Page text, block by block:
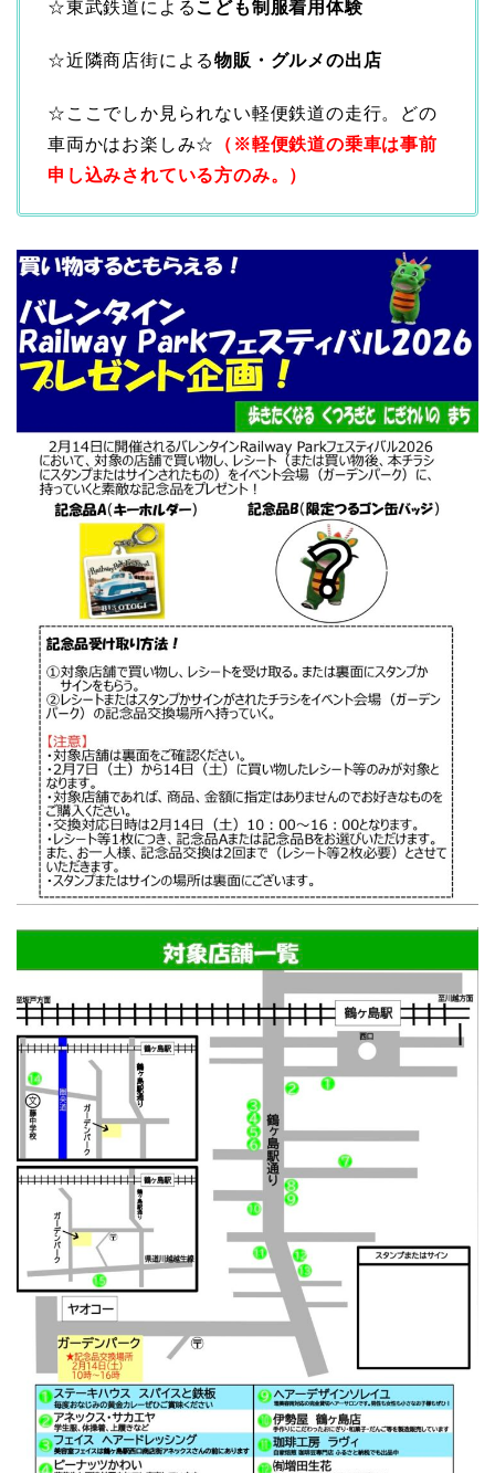
☆東武鉄道によるこども制服着用体験
☆近隣商店街による物販・グルメの出店
☆ここでしか見られない軽便鉄道の走行。どの
車両かはお楽しみ☆
（※軽便鉄道の乗車は事前
申し込みされている方のみ。）